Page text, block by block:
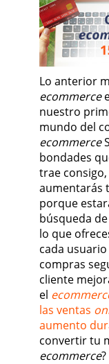
Lo anterior
ecommerce
nuestro
mundo del
ecommerce
bondades
trae
aumentarás
porque
búsqueda
lo que
cada
compras
cliente
el
las ventas
aumento
convertir tu
ecommerce?